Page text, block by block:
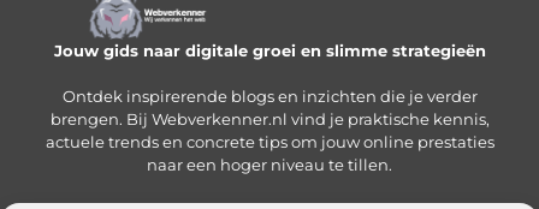
Jouw gids naar digitale groei en slimme strategieën
Ontdek inspirerende blogs en inzichten die je verder
brengen. Bij Webverkenner.nl vind je praktische kennis,
actuele trends en concrete tips om jouw online prestaties
naar een hoger niveau te tillen.